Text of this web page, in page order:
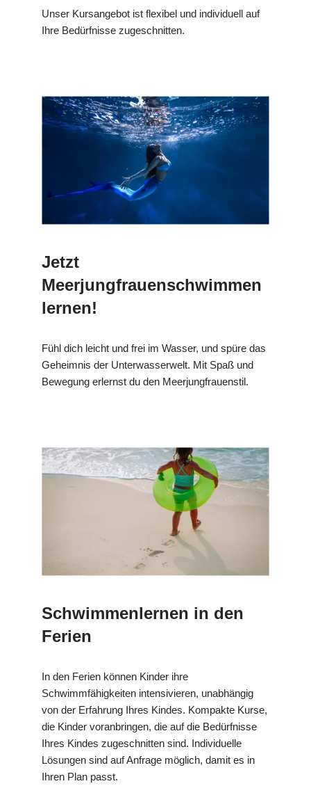
Unser Kursangebot ist flexibel und individuell auf
Ihre Bedürfnisse zugeschnitten.
Jetzt
Meerjungfrauenschwimmen
lernen!
Fühl dich leicht und frei im Wasser, und spüre das
Geheimnis der Unterwasserwelt. Mit Spaß und
Bewegung erlernst du den Meerjungfrauenstil.
Schwimmenlernen in den
Ferien
In den Ferien können Kinder ihre
Schwimmfähigkeiten intensivieren, unabhängig
von der Erfahrung Ihres Kindes. Kompakte Kurse,
die Kinder voranbringen, die auf die Bedürfnisse
Ihres Kindes zugeschnitten sind. Individuelle
Lösungen sind auf Anfrage möglich, damit es in
Ihren Plan passt.